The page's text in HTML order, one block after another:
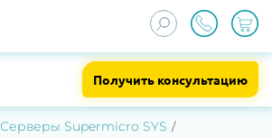
Получить консультацию
Серверы Supermicro SYS